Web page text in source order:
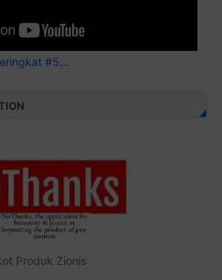
#5...
Produk Zionis